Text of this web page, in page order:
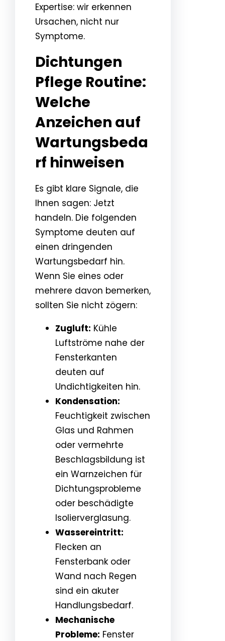
Expertise: wir erkennen
Ursachen, nicht nur
Symptome.
Dichtungen
Pflege Routine:
Welche
Anzeichen auf
Wartungsbeda
rf hinweisen
Es gibt klare Signale, die
Ihnen sagen: Jetzt
handeln. Die folgenden
Symptome deuten auf
einen dringenden
Wartungsbedarf hin.
Wenn Sie eines oder
mehrere davon bemerken,
sollten Sie nicht zögern:
Zugluft: Kühle
Luftströme nahe der
Fensterkanten
deuten auf
Undichtigkeiten hin.
Kondensation:
Feuchtigkeit zwischen
Glas und Rahmen
oder vermehrte
Beschlagsbildung ist
ein Warnzeichen für
Dichtungsprobleme
oder beschädigte
Isolierverglasung.
Wassereintritt:
Flecken an
Fensterbank oder
Wand nach Regen
sind ein akuter
Handlungsbedarf.
Mechanische
Probleme: Fenster